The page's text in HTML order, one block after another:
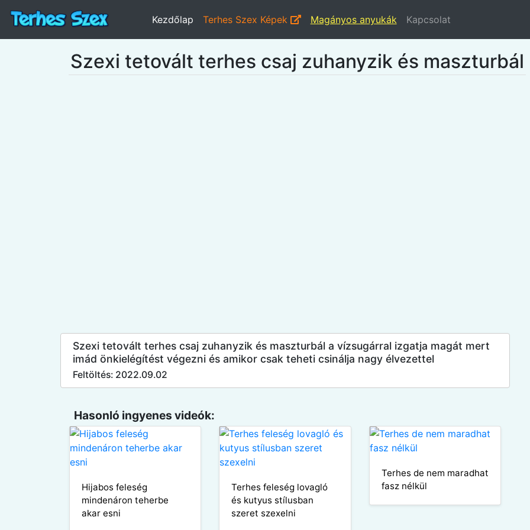
Kezdőlap Terhes Szex Képek Magányos anyukák Kapcsolat
Szexi tetovált terhes csaj zuhanyzik és maszturbál
Szexi tetovált terhes csaj zuhanyzik és maszturbál a vízsugárral izgatja magát mert
imád önkielégítést végezni és amikor csak teheti csinálja nagy élvezettel
Feltöltés: 2022.09.02
Hasonló ingyenes videók:
Hijabos feleség
mindenáron teherbe
akar esni
Terhes feleség lovagló
és kutyus stílusban
szeret szexelni
Terhes de nem maradhat
fasz nélkül